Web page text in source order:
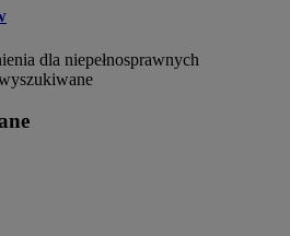
dla niepełnosprawnych